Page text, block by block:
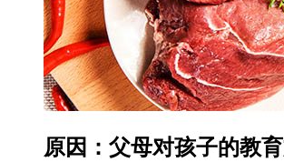
原因：父母对孩子的教